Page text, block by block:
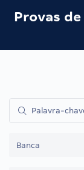
Provas
Banca